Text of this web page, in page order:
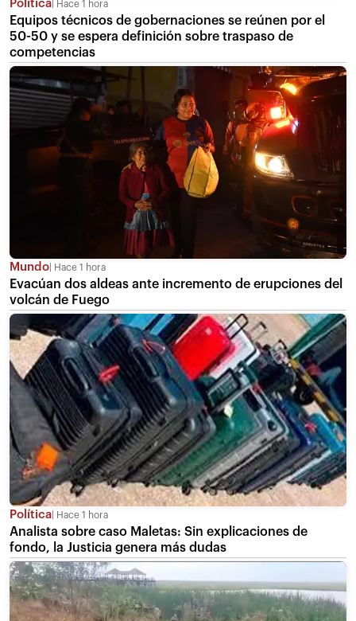
Política Hace 1 hora
Equipos técnicos de gobernaciones se reúnen por el
50-50 y se espera definición sobre traspaso de
competencias
Mundo Hace 1 hora
Evacúan dos aldeas ante incremento de erupciones del
volcán de Fuego
Política Hace 1 hora
Analista sobre caso Maletas: Sin explicaciones de
fondo, la Justicia genera más dudas